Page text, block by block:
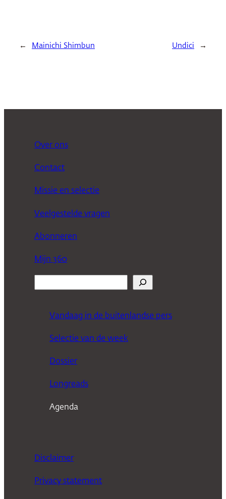
← Mainichi Shimbun Undici →
Over ons
Contact
Missie en selectie
Veelgestelde vragen
Abonneren
Mijn 360
Vandaag in de buitenlandse pers
Selectie van de week
Dossier
Longreads
Agenda
Disclaimer
Privacy statement